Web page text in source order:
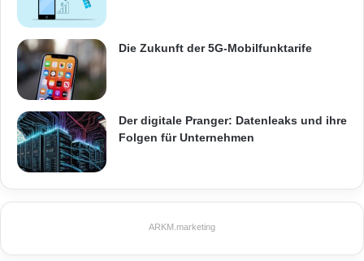
Die Zukunft der 5G-Mobilfunktarife
Der digitale Pranger: Datenleaks und ihre
Folgen für Unternehmen
ARKM.marketing